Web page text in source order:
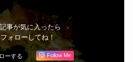
事が気に入ったら
フォローしてね！
Follow Me